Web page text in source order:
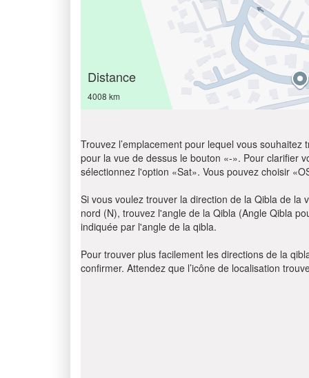
Distance
4008 km
Trouvez l’emplacement pour lequel vous
pour la vue de dessus le bouton «-». Pour clarifier
sélectionnez l'option «Sat». Vous pouvez choisir
Si vous voulez trouver la direction de la Qibla de la
nord (N), trouvez l'angle de la Qibla (Angle Qibla
indiquée par l'angle de la qibla.
Pour trouver plus facilement les directions de la
confirmer. Attendez que l’icône de localisation